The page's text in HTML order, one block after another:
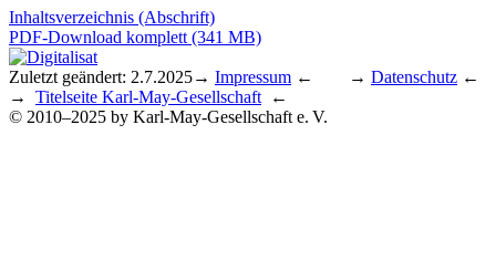
Inhaltsverzeichnis (Abschrift)
PDF-Download komplett (341 MB)
Zuletzt geändert: 2.7.2025→ Impressum ← → Datenschutz ←
→ Titelseite Karl-May-Gesellschaft ←
© 2010–2025 by Karl-May-Gesellschaft e. V.